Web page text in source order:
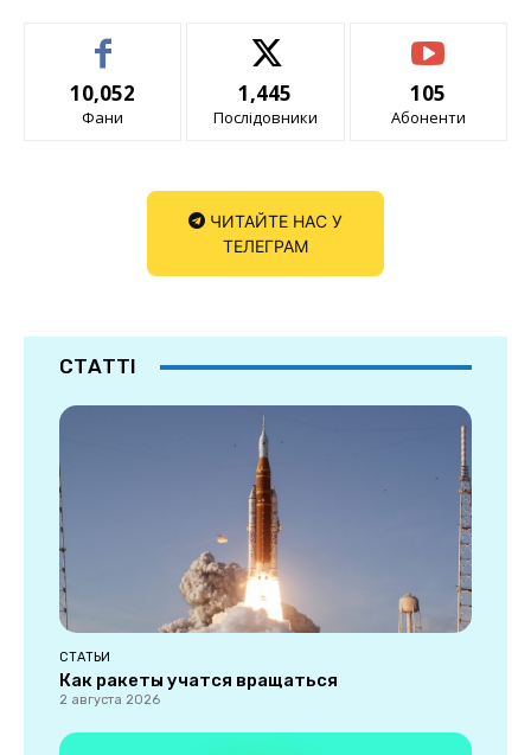
10,052
Фани
1,445
Послідовники
105
Абоненти
ЧИТАЙТЕ НАС У
ТЕЛЕГРАМ
СТАТТІ
СТАТЬИ
Как ракеты учатся вращаться
2 августа 2026